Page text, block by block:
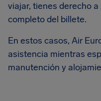
viajar, tienes derecho
completo del billete.
En estos casos, Air
asistencia mientras
manutención y